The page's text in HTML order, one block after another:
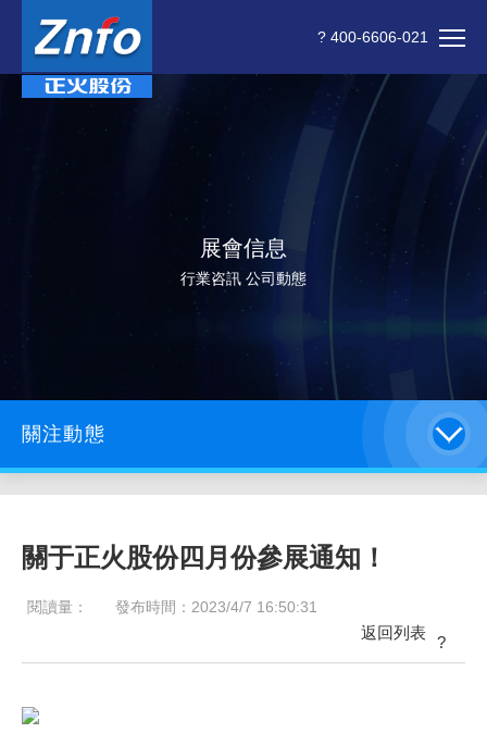
? 400-6606-021
展會信息
行業咨訊 公司動態
關注動態
關于正火股份四月份參展通知！
閱讀量： 發布時間：2023/4/7 16:50:31
?
返回列表